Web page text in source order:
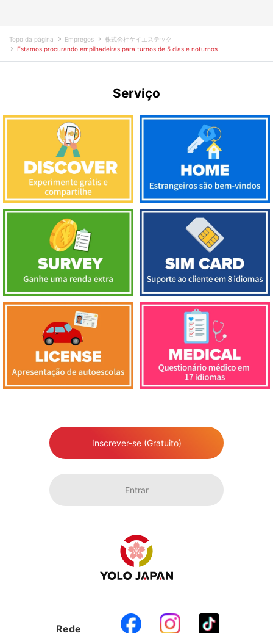
Topo da página Empregos
株式会社ケイエステック
Estamos procurando empilhadeiras para turnos de 5 dias e noturnos
Serviço
Inscrever-se (Gratuito)
Entrar
Rede